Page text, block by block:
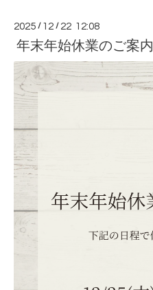
2025 / 12 / 22 12:08
年末年始休業のご案内